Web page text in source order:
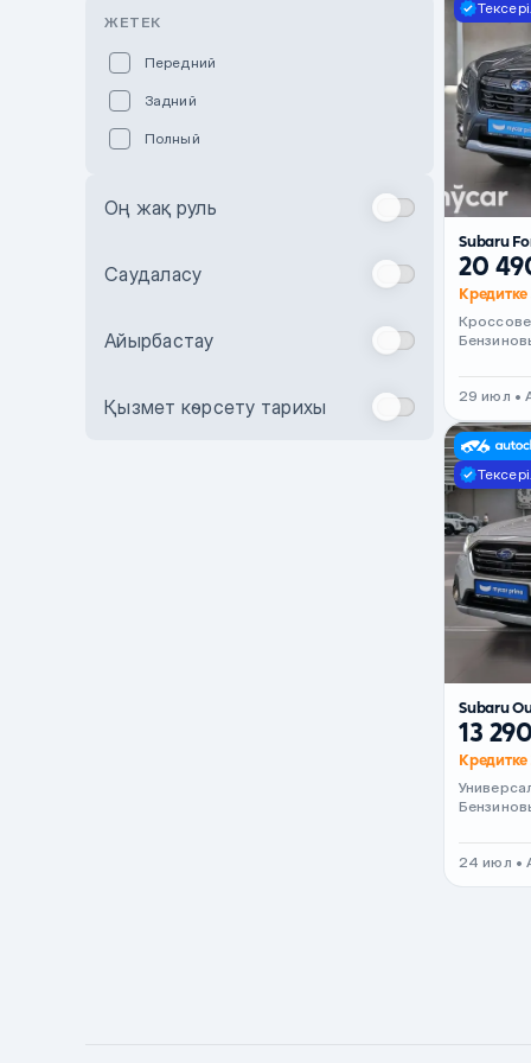
Зеленый
Бежевый
Комбинированный
ЖЕТЕК
Передний
Задний
Полный
Оң жақ руль
Саудаласу
Айырбастау
Қызмет көрсету тарихы
Subaru
20
29 июл •
Subaru
13
24 июл •